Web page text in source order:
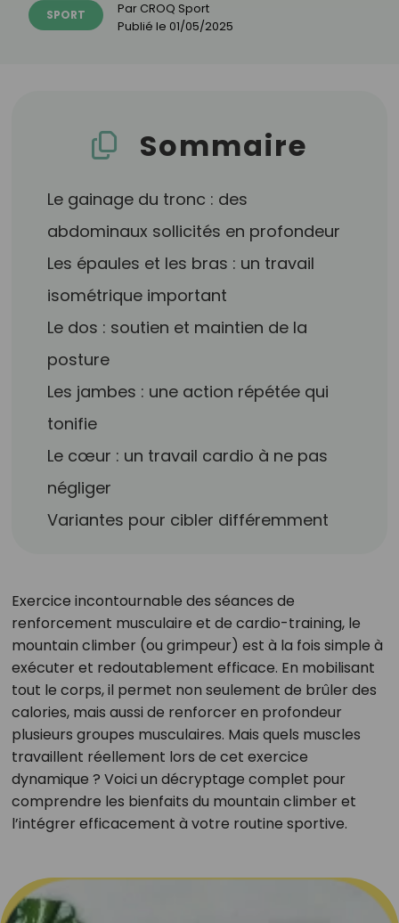
SPORT Par CROQ Sport
Publié le 01/05/2025
Sommaire
Le gainage du tronc : des
abdominaux sollicités en profondeur
Les épaules et les bras : un travail
isométrique important
Le dos : soutien et maintien de la
posture
Les jambes : une action répétée qui
tonifie
Le cœur : un travail cardio à ne pas
négliger
Variantes pour cibler différemment
Exercice incontournable des séances de
renforcement musculaire et de cardio-training, le
mountain climber (ou grimpeur) est à la fois simple à
exécuter et redoutablement efficace. En mobilisant
tout le corps, il permet non seulement de brûler des
calories, mais aussi de renforcer en profondeur
plusieurs groupes musculaires. Mais quels muscles
travaillent réellement lors de cet exercice
dynamique ? Voici un décryptage complet pour
comprendre les bienfaits du mountain climber et
l’intégrer efficacement à votre routine sportive.